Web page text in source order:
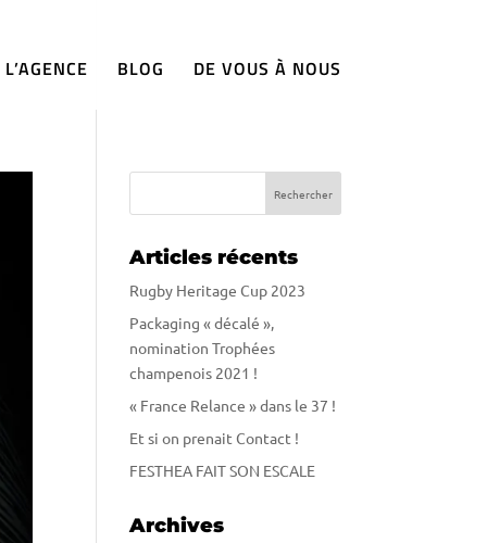
L’AGENCE BLOG DE VOUS À NOUS
Articles récents
Rugby Heritage Cup 2023
Packaging « décalé »,
nomination Trophées
champenois 2021 !
« France Relance » dans le 37 !
Et si on prenait Contact !
FESTHEA FAIT SON ESCALE
Archives